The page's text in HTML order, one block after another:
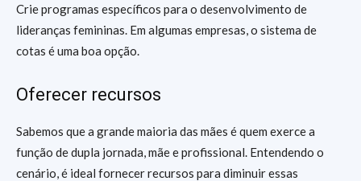
Crie programas específicos para o desenvolvimento de
lideranças femininas. Em algumas empresas, o sistema de
cotas é uma boa opção.
Oferecer recursos
Sabemos que a grande maioria das mães é quem exerce a
função de dupla jornada, mãe e profissional. Entendendo o
cenário, é ideal fornecer recursos para diminuir essas